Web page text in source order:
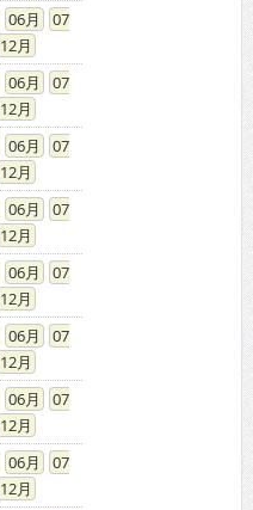
06
07
12
06
07
12
06
07
12
06
07
12
06
07
12
06
07
12
06
07
12
06
07
12